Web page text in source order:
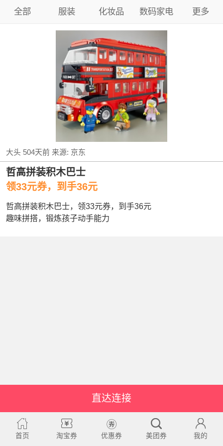
全部 服装 化妆品 数码家电 更多
大头 504天前来源: 京东
哲高拼装积木巴士
领33元券，到手36元
哲高拼装积木巴士，领33元券，到手36元
趣味拼搭，锻炼孩子动手能力
直达连接
首页 淘宝券 优惠券 美团券 我的